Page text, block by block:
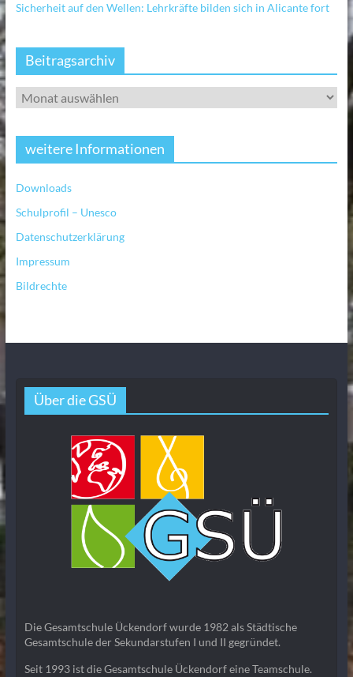
Sicherheit auf den Wellen: Lehrkräfte bilden sich in Alicante fort
Beitragsarchiv
weitere Informationen
Downloads
Schulprofil – Unesco
Datenschutzerklärung
Impressum
Bildrechte
Über die GSÜ
Die Gesamtschule Ückendorf wurde 1982 als Städtische
Gesamtschule der Sekundarstufen I und II gegründet.
Seit 1993 ist die Gesamtschule Ückendorf eine Teamschule.